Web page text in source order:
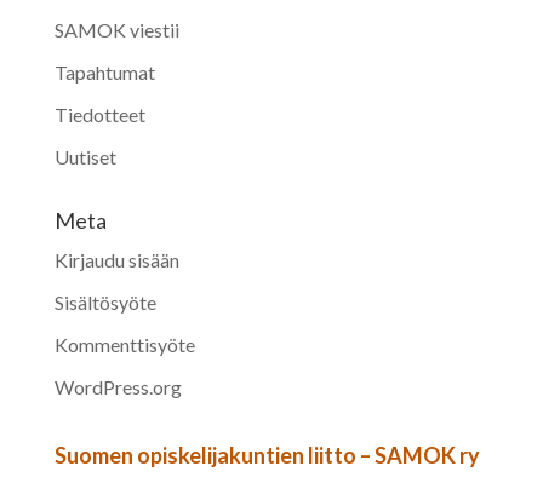
SAMOK viestii
Tapahtumat
Tiedotteet
Uutiset
Meta
Kirjaudu sisään
Sisältösyöte
Kommenttisyöte
WordPress.org
Suomen opiskelijakuntien liitto – SAMOK ry